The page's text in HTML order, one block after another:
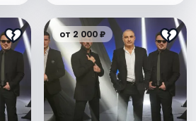
от 2 000 ₽